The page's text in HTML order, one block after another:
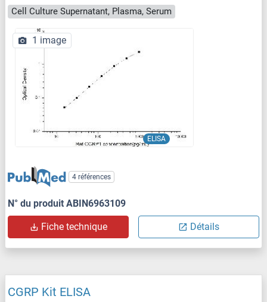
Cell Culture Supernatant, Plasma, Serum
ELISA
1 image
4 références
N° du produit ABIN6963109
Fiche technique Détails
CGRP Kit ELISA